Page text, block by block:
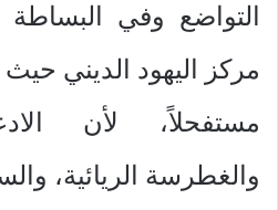
التواضع وفي البساطة
مركز اليهود الديني
مستفحلاً، لأن
والغطرسة الريائية،